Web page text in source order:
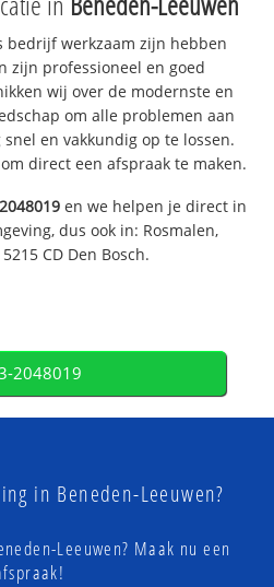
bedrijf werkzaam zijn hebben
zijn professioneel en goed
wij over de modernste en
om alle problemen aan
en vakkundig op te lossen.
direct een afspraak te maken.
en we helpen je direct in
dus ook in: Rosmalen,
CD Den Bosch.
2048019
in Beneden-Leeuwen?
Leeuwen? Maak nu een